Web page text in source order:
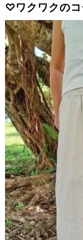
♡ワクワクの